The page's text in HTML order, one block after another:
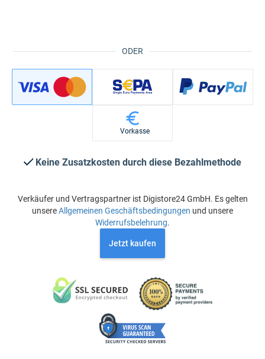
ODER
Vorkasse
Keine Zusatzkosten durch diese Bezahlmethode
Verkäufer und Vertragspartner ist Digistore24 GmbH. Es gelten
unsereAllgemeinen Geschäftsbedingungen und unsere
Widerrufsbelehrung.
Jetzt kaufen